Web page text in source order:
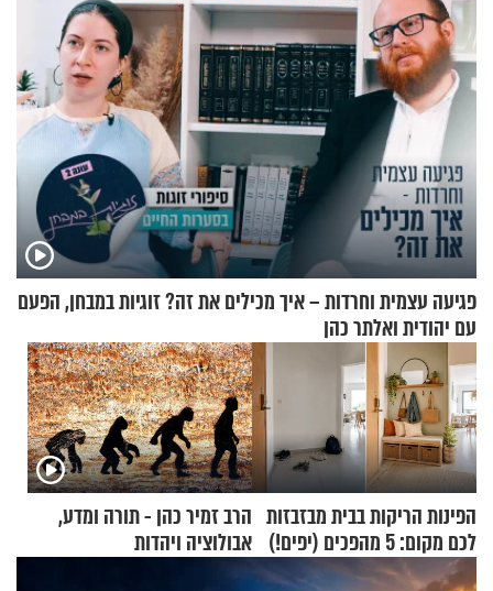
פגיעה עצמית וחרדות – איך מכילים את זה? זוגיות במבחן, הפעם
עם יהודית ואלתר כהן
הפינות הריקות בבית מבזבזות
לכם מקום: 5 מהפכים (יפים!)
שאפשר לעשות כבר היום
הרב זמיר כהן - תורה ומדע,
אבולוציה ויהדות